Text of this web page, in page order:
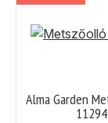
Alma Garden
11294